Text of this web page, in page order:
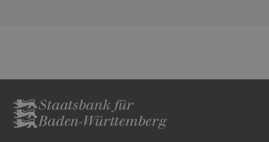
Staatsbank für
Baden-Württemberg